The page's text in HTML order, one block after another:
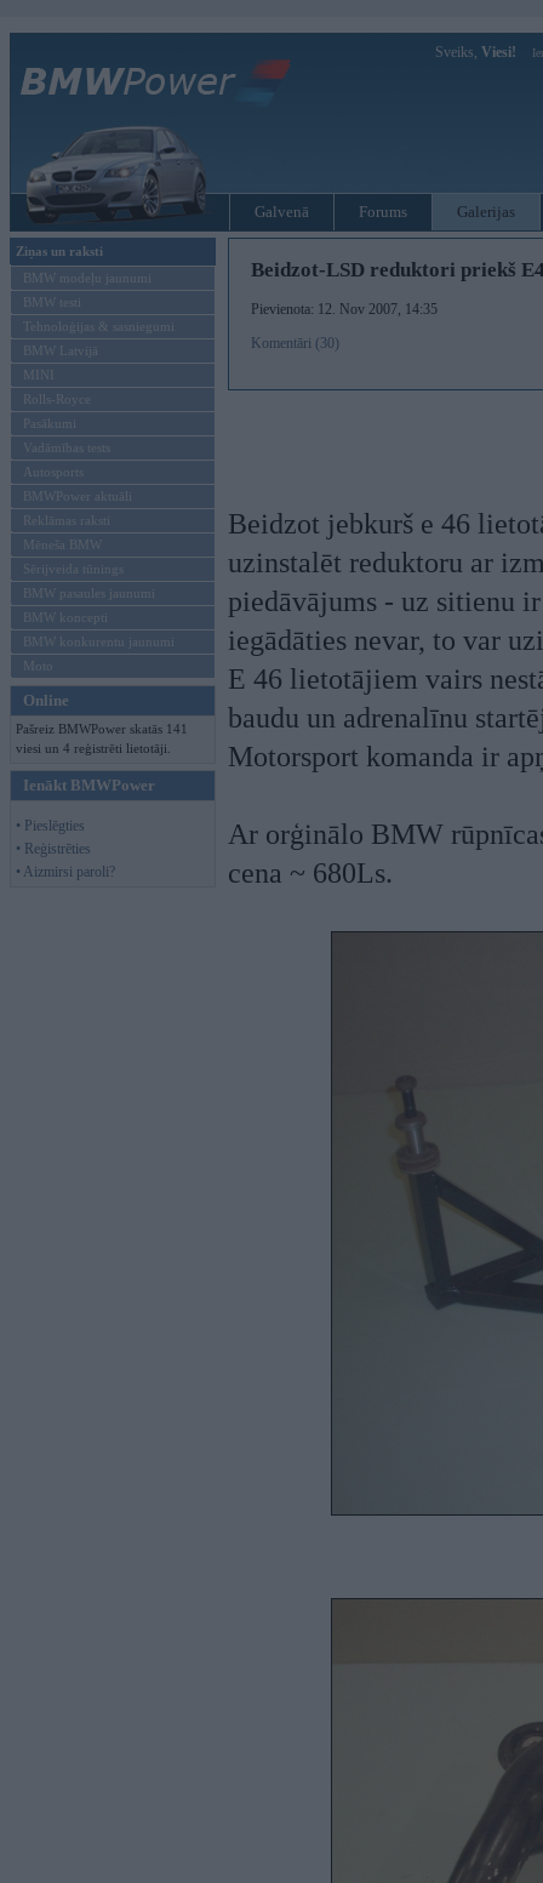
Sveiks, Viesi!
Galvenā Forums Galerijas
Ziņas un raksti
BMW modeļu jaunumi
BMW testi
Tehnoloģijas & sasniegumi
BMW Latvijā
MINI
Rolls-Royce
Pasākumi
Vadāmības tests
Autosports
BMWPower aktuāli
Reklāmas raksti
Mēneša BMW
Sērijveida tūnings
BMW pasaules jaunumi
BMW koncepti
BMW konkurentu jaunumi
Moto
Online
Pašreiz BMWPower skatās 141
viesi un 4 reģistrēti lietotāji.
Ienākt BMWPower
• Pieslēgties
• Reģistrēties
• Aizmirsi paroli?
Beidzot-LSD reduktori priekš
Pievienota: 12. Nov 2007, 14:35
Komentāri (30)
Beidzot jebkurš e 46
uzinstalēt reduktoru ar
piedāvājums - uz sitienu
iegādāties nevar, to var
E 46 lietotājiem vairs
baudu un adrenalīnu
Motorsport komanda ir
Ar orģinālo BMW
cena ~ 680Ls.